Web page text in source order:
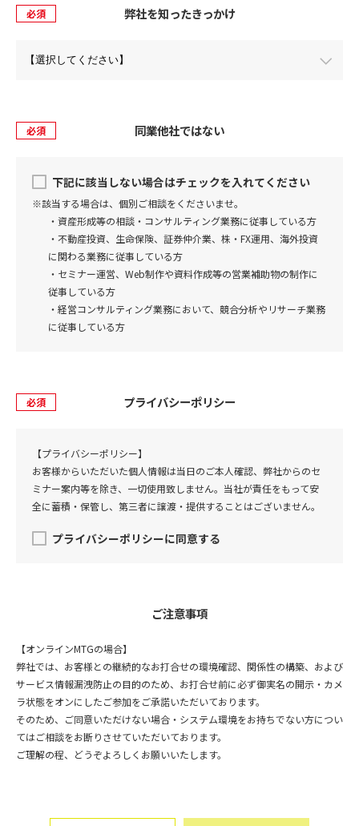
必須 弊社を知ったきっかけ
必須 同業他社ではない
下記に該当しない場合はチェックを入れてください
※該当する場合は、個別ご相談をくださいませ。
・資産形成等の相談・コンサルティング業務に従事している方
・不動産投資、生命保険、証券仲介業、株・FX運用、海外投資
に関わる業務に従事している方
・セミナー運営、Web制作や資料作成等の営業補助物の制作に
従事している方
・経営コンサルティング業務において、競合分析やリサーチ業務
に従事している方
必須 プライバシーポリシー
【プライバシーポリシー】
お客様からいただいた個人情報は当日のご本人確認、弊社からのセ
ミナー案内等を除き、一切使用致しません。当社が責任をもって安
全に蓄積・保管し、第三者に譲渡・提供することはございません。
プライバシーポリシーに同意する
ご注意事項
【オンラインMTGの場合】
弊社では、お客様との継続的なお打合せの環境確認、関係性の構築、および
サービス情報漏洩防止の目的のため、お打合せ前に必ず御実名の開示・カメ
ラ状態をオンにしたご参加をご承諾いただいております。
そのため、ご同意いただけない場合・システム環境をお持ちでない方につい
てはご相談をお断りさせていただいております。
ご理解の程、どうぞよろしくお願いいたします。